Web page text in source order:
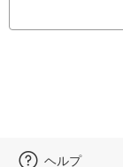
ヘルプ